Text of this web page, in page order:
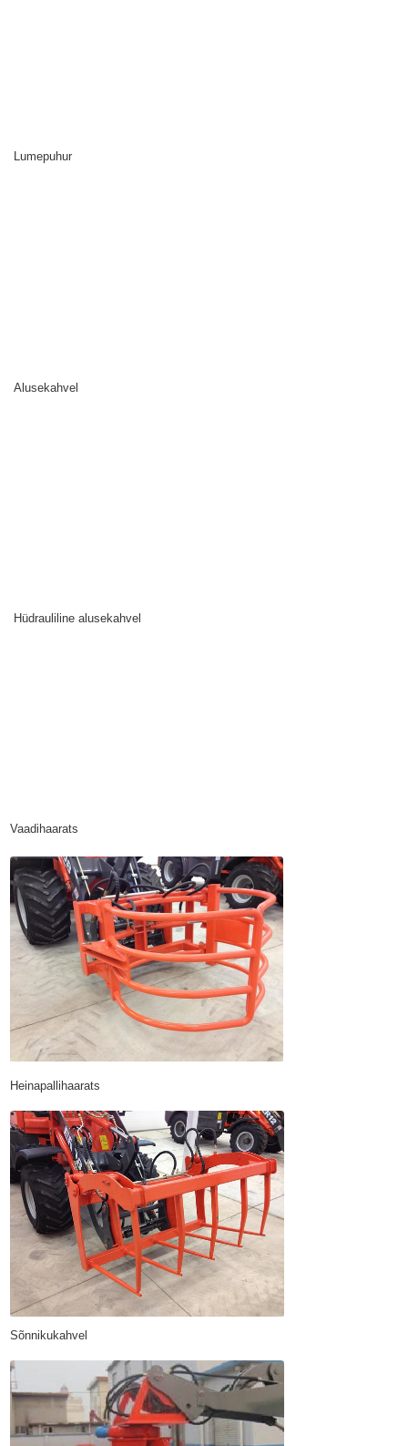
Lumepuhur
Alusekahvel
Hüdrauliline alusekahvel
Vaadihaarats
Heinapallihaarats
Sõnnikukahvel